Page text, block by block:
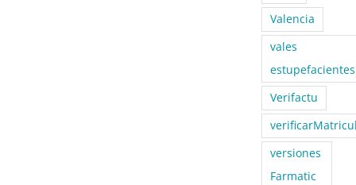
Valencia
vales
estupefacientes
Verifactu
versiones
Farmatic